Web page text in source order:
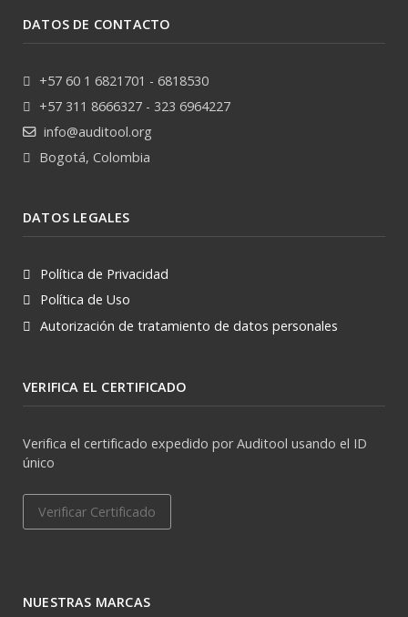
DATOS DE CONTACTO
+57 60 1 6821701 - 6818530
+57 311 8666327 - 323 6964227
info@auditool.org
Bogotá, Colombia
DATOS LEGALES
Política de Privacidad
Política de Uso
Autorización de tratamiento de datos personales
VERIFICA EL CERTIFICADO
Verifica el certificado expedido por Auditool usando el ID
único
Verificar Certificado
NUESTRAS MARCAS